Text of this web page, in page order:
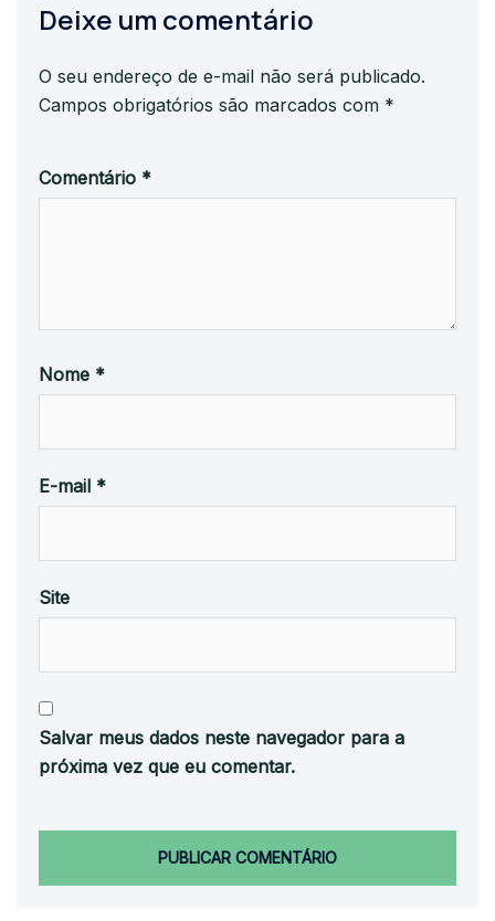
Deixe um comentário
O seu endereço de e-mail não será publicado.
Campos obrigatórios são marcados com *
Comentário *
Nome *
E-mail *
Site
Salvar meus dados neste navegador para a
próxima vez que eu comentar.